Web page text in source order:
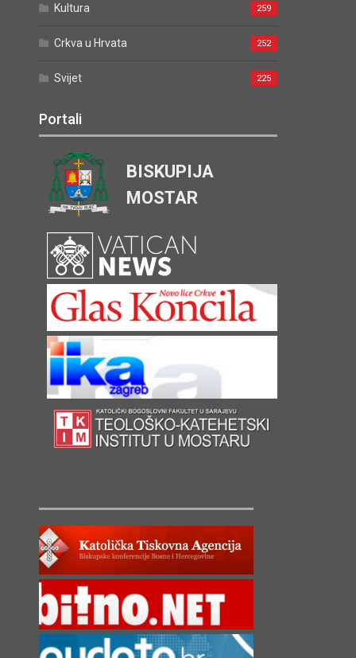
Kultura 259
Crkva u Hrvata 252
Svijet 225
Portali
BISKUPIJA
MOSTAR